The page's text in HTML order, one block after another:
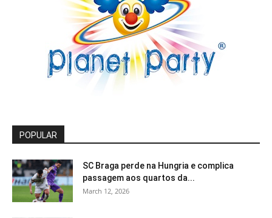
POPULAR
SC Braga perde na Hungria e complica
passagem aos quartos da...
March 12, 2026